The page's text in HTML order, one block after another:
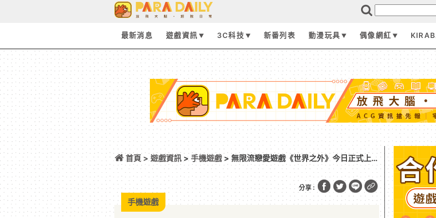
最新消息 遊戲資訊 3C科技 新番列表 動漫玩具 偶像網紅
首頁 >遊戲資訊 >手機遊戲> 無限流戀愛遊戲《世界之外》今日正式上
線！社群福利再加碼！
分享 :
手機遊戲